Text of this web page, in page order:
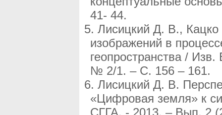
41- 44.
Лисицкий Д. В.,
изображений в
геопространства /
№ 2/1. – С. 156 – 161.
Лисицкий Д. В.
«Цифровая земля» к